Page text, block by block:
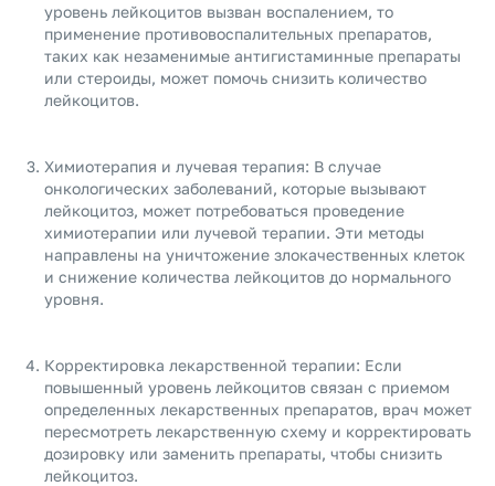
уровень лейкоцитов вызван воспалением, то
применение противовоспалительных препаратов,
таких как незаменимые антигистаминные препараты
или стероиды, может помочь снизить количество
лейкоцитов.
Химиотерапия и лучевая терапия: В случае
онкологических заболеваний, которые вызывают
лейкоцитоз, может потребоваться проведение
химиотерапии или лучевой терапии. Эти методы
направлены на уничтожение злокачественных клеток
и снижение количества лейкоцитов до нормального
уровня.
Корректировка лекарственной терапии: Если
повышенный уровень лейкоцитов связан с приемом
определенных лекарственных препаратов, врач может
пересмотреть лекарственную схему и корректировать
дозировку или заменить препараты, чтобы снизить
лейкоцитоз.